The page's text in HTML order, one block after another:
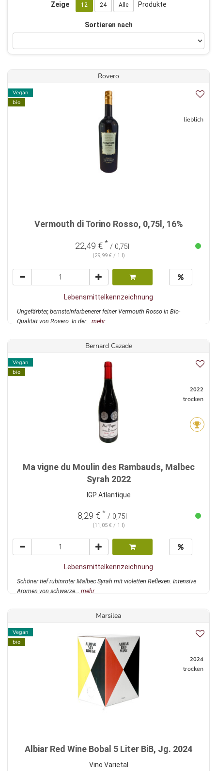
Zeige 12 24 Alle Produkte
Sortieren nach
Rovero
Vegan
bio
lieblich
Vermouth di Torino Rosso, 0,75l, 16%
22,49 € * / 0,75l
(29,99 € / 1 l)
Lebensmittelkennzeichnung
Ungefärbter, bernsteinfarbenerer feiner Vermouth Rosso in Bio-
Qualität von Rovero. In der... mehr
Bernard Cazade
Vegan
bio
2022
trocken
Ma vigne du Moulin des Rambauds, Malbec
Syrah 2022
IGP Atlantique
8,29 € * / 0,75l
(11,05 € / 1 l)
Lebensmittelkennzeichnung
Schöner tief rubinroter Malbec Syrah mit violetten Reflexen. Intensive
Aromen von schwarze... mehr
Marsilea
Vegan
bio
2024
trocken
Albiar Red Wine Bobal 5 Liter BiB, Jg. 2024
Vino Varietal